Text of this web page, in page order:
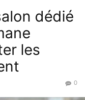
dédié
les
0